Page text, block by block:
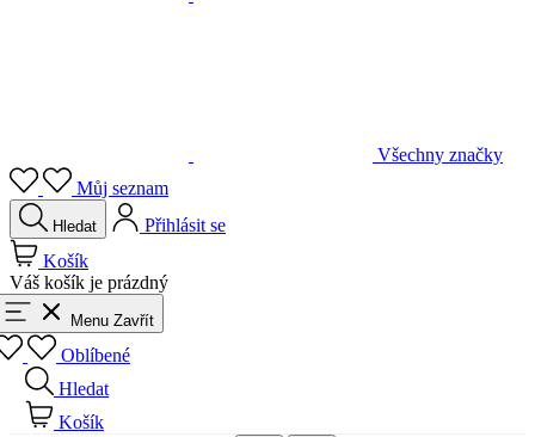
Všechny značky
Můj seznam
Hledat
Přihlásit se
Košík
Váš košík je prázdný
Menu Zavřít
Oblíbené
Hledat
Košík